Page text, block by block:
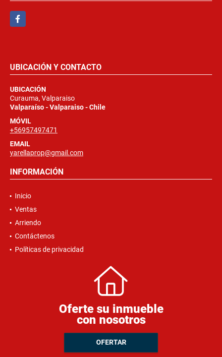
Facebook
UBICACIÓN Y CONTACTO
UBICACIÓN
Curauma, Valparaiso
Valparaíso - Valparaiso - Chile
MÓVIL
+56957497471
EMAIL
yarellaprop@gmail.com
INFORMACIÓN
Inicio
Ventas
Arriendo
Contáctenos
Políticas de privacidad
Oferte su inmueble
con nosotros
OFERTAR